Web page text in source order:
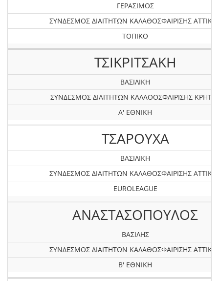
ΓΕΡΑΣΙΜΟΣ
ΣΥΝΔΕΣΜΟΣ ΔΙΑΙΤΗΤΩΝ ΚΑΛΑΘΟΣΦΑΙΡΙΣΗΣ
ΤΟΠΙΚΟ
ΤΣΙΚΡΙΤΣΑΚΗ
ΒΑΣΙΛΙΚΗ
ΣΥΝΔΕΣΜΟΣ ΔΙΑΙΤΗΤΩΝ ΚΑΛΑΘΟΣΦΑΙΡΙΣΗΣ
Α' ΕΘΝΙΚΗ
ΤΣΑΡΟΥΧΑ
ΒΑΣΙΛΙΚΗ
ΣΥΝΔΕΣΜΟΣ ΔΙΑΙΤΗΤΩΝ ΚΑΛΑΘΟΣΦΑΙΡΙΣΗΣ
EUROLEAGUE
ΑΝΑΣΤΑΣΟΠΟΥΛΟΣ
ΒΑΣΙΛΗΣ
ΣΥΝΔΕΣΜΟΣ ΔΙΑΙΤΗΤΩΝ ΚΑΛΑΘΟΣΦΑΙΡΙΣΗΣ
Β' ΕΘΝΙΚΗ